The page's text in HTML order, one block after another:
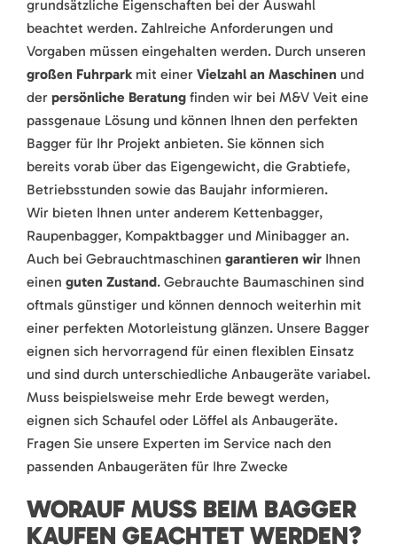
grundsätzliche Eigenschaften bei der Auswahl
beachtet werden. Zahlreiche Anforderungen und
Vorgaben müssen eingehalten werden. Durch unseren
großen Fuhrpark mit einer Vielzahl an Maschinen und
der persönliche Beratung finden wir bei M&V Veit eine
passgenaue Lösung und können Ihnen den perfekten
Bagger für Ihr Projekt anbieten. Sie können sich
bereits vorab über das Eigengewicht, die Grabtiefe,
Betriebsstunden sowie das Baujahr informieren.
Wir bieten Ihnen unter anderem Kettenbagger,
Raupenbagger, Kompaktbagger und Minibagger an.
Auch bei Gebrauchtmaschinen garantieren wir Ihnen
einen guten Zustand. Gebrauchte Baumaschinen sind
oftmals günstiger und können dennoch weiterhin mit
einer perfekten Motorleistung glänzen. Unsere Bagger
eignen sich hervorragend für einen flexiblen Einsatz
und sind durch unterschiedliche Anbaugeräte variabel.
Muss beispielsweise mehr Erde bewegt werden,
eignen sich Schaufel oder Löffel als Anbaugeräte.
Fragen Sie unsere Experten im Service nach den
passenden Anbaugeräten für Ihre Zwecke
WORAUF MUSS BEIM BAGGER
KAUFEN GEACHTET WERDEN?